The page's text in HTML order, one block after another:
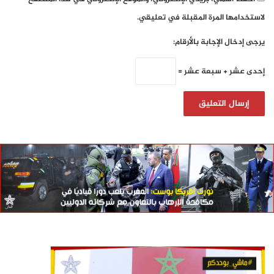
لاستخدامها المرة المقبلة في تعليقي.
يرجى إدخال الإجابة بالأرقام:
إحدى عشر + سبعة عشر =